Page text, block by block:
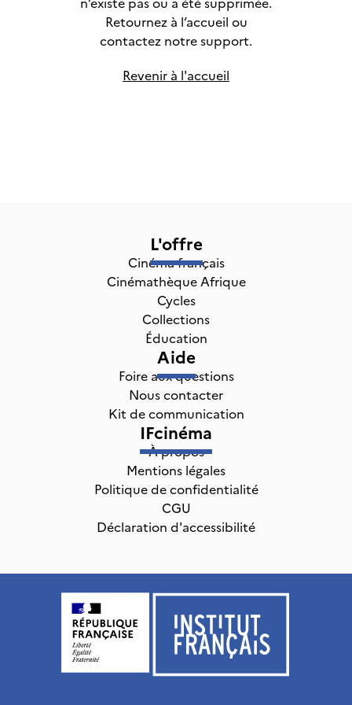
Retournez à l’accueil ou
contactez notre support.
Revenir à l'accueil
L'offre
Cinéma français
Cinémathèque Afrique
Cycles
Collections
Éducation
Aide
Foire aux questions
Nous contacter
Kit de communication
IFcinéma
À propos
Mentions légales
Politique de confidentialité
CGU
Déclaration d'accessibilité